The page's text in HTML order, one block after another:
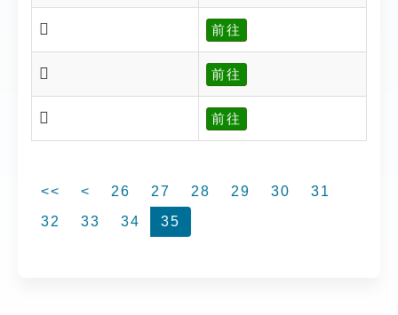
𩀼 前往
𩠰 前往
𩠰 前往
<< < 26 27 28 29 30
31
32
33 34 35